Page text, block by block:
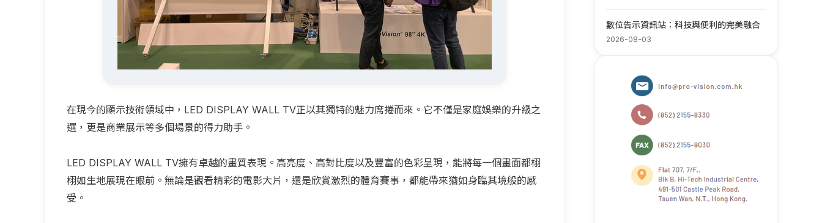
在現今的顯示技術領域中，LED DISPLAY WALL TV正以其獨特的魅力席捲而來。它不僅是家庭娛樂的升級之
選，更是商業展示等多個場景的得力助手。
LED DISPLAY WALL TV擁有卓越的畫質表現。高亮度、高對比度以及豐富的色彩呈現，能將每一個畫面都栩
栩如生地展現在眼前。無論是觀看精彩的電影大片，還是欣賞激烈的體育賽事，都能帶來猶如身臨其境般的感
受。
數位告示資訊站：科技與便利的完美融合
2026-08-03